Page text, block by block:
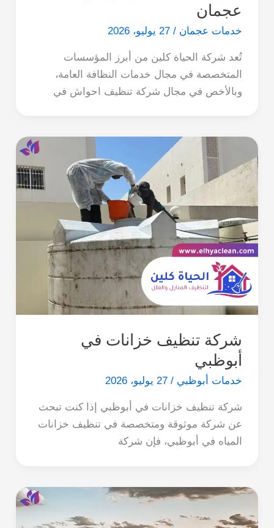
عجمان
خدمات عجمان / 27 يوليو، 2026
تُعد شركة الحياة كلين من أبرز المؤسسات
المتخصصة في مجال خدمات النظافة العامة،
وبالأخص في مجال شركة تنظيف احواش في
شركة تنظيف خزانات في
أبوظبي
خدمات أبوظبي / 27 يوليو، 2026
شركة تنظيف خزانات في أبوظبي إذا كنت تبحث
عن شركة موثوقة ومتخصصة في تنظيف خزانات
المياه في أبوظبي، فإن شركة